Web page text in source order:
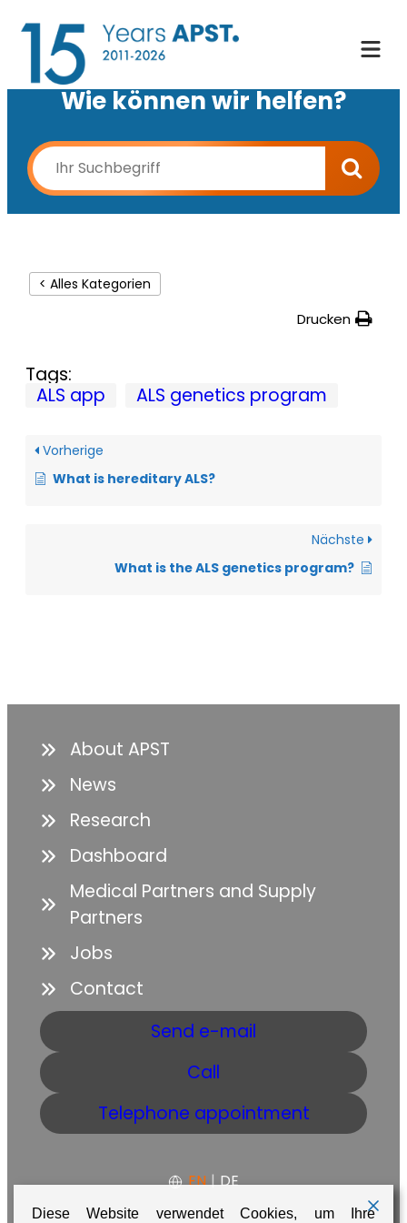
Wie können wir helfen?
< Alles Kategorien
Drucken
Tags:
ALS app
ALS genetics program
Vorherige
What is hereditary ALS?
Nächste
What is the ALS genetics program?
About APST
News
Research
Dashboard
Medical Partners and Supply
Partners
Jobs
Contact
Send e-mail
Call
Telephone appointment
EN | DE
Diese Website verwendet Cookies, um Ihre